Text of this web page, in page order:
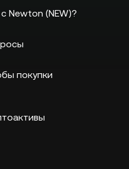
Newton (NEW)?
покупки